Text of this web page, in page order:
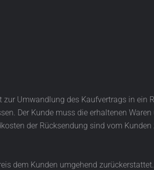
zur Umwandlung des Kaufvertrags in
Der Kunde muss die erhaltenen
der Rücksendung sind vom Kunden
dem Kunden umgehend